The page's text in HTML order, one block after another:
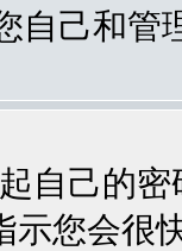
自己和管
自己的
示您会很